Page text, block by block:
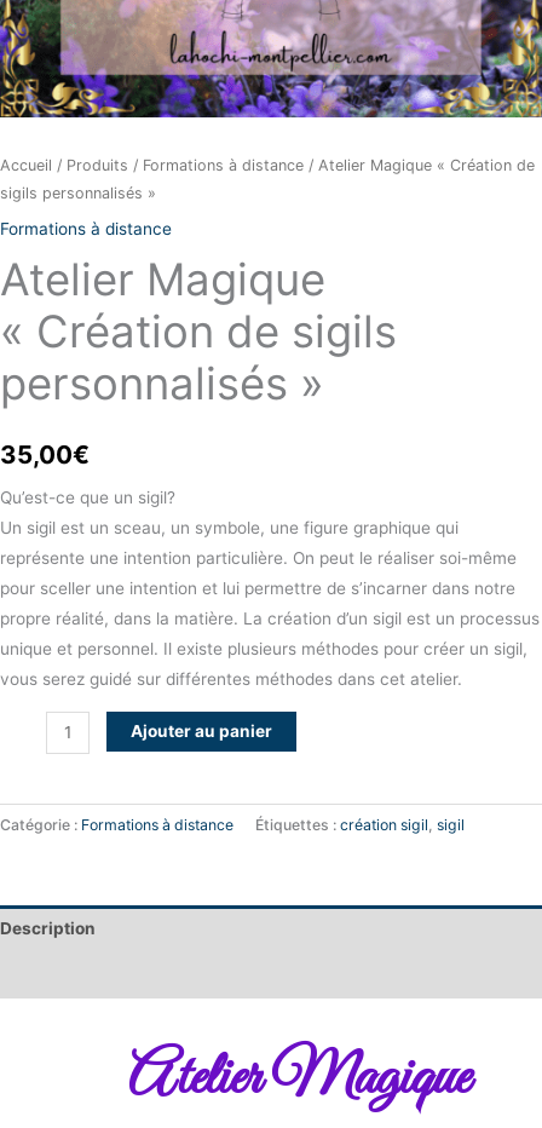
Accueil / Produits / Formations à distance / Atelier Magique « Création de
sigils personnalisés »
Formations à distance
Atelier Magique
« Création de sigils
personnalisés »
35,00€
Qu’est-ce que un sigil?
Un sigil est un sceau, un symbole, une figure graphique qui
représente une intention particulière. On peut le réaliser soi-même
pour sceller une intention et lui permettre de s’incarner dans notre
propre réalité, dans la matière. La création d’un sigil est un processus
unique et personnel. Il existe plusieurs méthodes pour créer un sigil,
vous serez guidé sur différentes méthodes dans cet atelier.
Ajouter au panier
Catégorie : Formations à distance Étiquettes : création sigil, sigil
Description
Atelier Magique